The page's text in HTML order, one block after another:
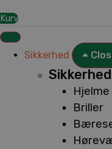
Kurv
Sikkerhed
Briller